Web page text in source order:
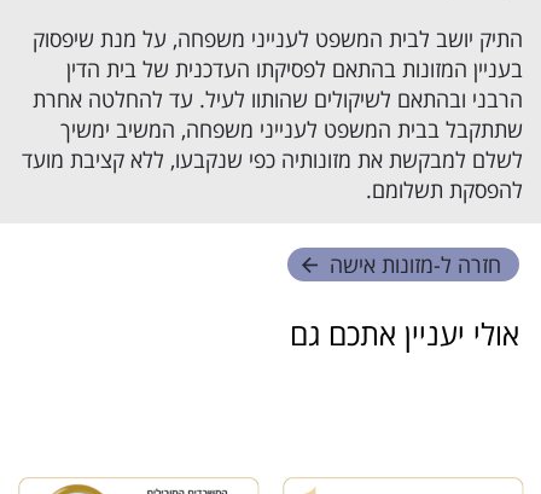
התיק יושב לבית המשפט לענייני משפחה, על מנת שיפסוק
בעניין המזונות בהתאם לפסיקתו העדכנית של בית הדין
הרבני ובהתאם לשיקולים שהותוו לעיל. עד להחלטה אחרת
שתתקבל בבית המשפט לענייני משפחה, המשיב ימשיך
לשלם למבקשת את מזונותיה כפי שנקבעו, ללא קציבת מועד
להפסקת תשלומם.
חזרה ל-מזונות אישה
אולי יעניין אתכם גם